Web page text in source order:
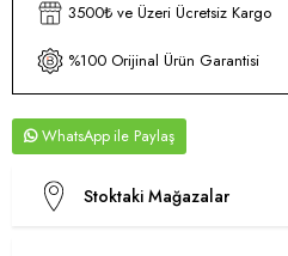
3500₺ ve Üzeri Ücretsiz Kargo
%100 Orijinal Ürün Garantisi
WhatsApp
Stoktaki Mağazalar